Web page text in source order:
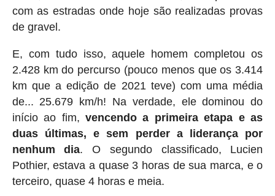
com as estradas onde hoje são realizadas provas
de gravel.
E, com tudo isso, aquele homem completou os
2.428 km do percurso (pouco menos que os 3.414
km que a edição de 2021 teve) com uma média
de... 25.679 km/h! Na verdade, ele dominou do
início ao fim,vencendo a primeira etapa e as
duas últimas, e sem perder a liderança por
nenhum dia. O segundo classificado, Lucien
Pothier, estava a quase 3 horas de sua marca, e o
terceiro, quase 4 horas e meia.